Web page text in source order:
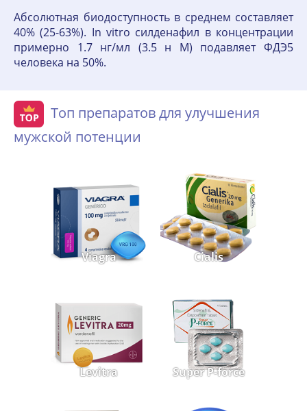
Абсолютная биодоступность в среднем составляет
40% (25-63%). In vitro силденафил в концентрации
примерно 1.7 нг/мл (3.5 н М) подавляет ФДЭ5
человека на 50%.
Топ препаратов для улучшения
мужской потенции
Viagra Cialis
Levitra Super P-force